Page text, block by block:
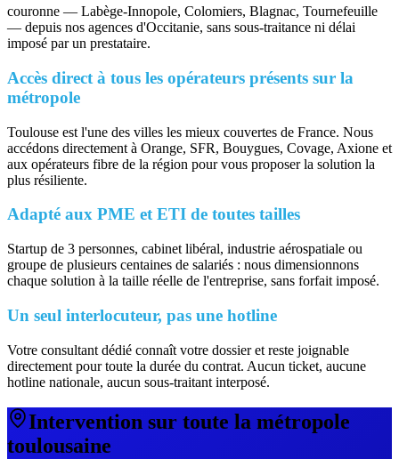
couronne — Labège-Innopole, Colomiers, Blagnac, Tournefeuille
— depuis nos agences d'Occitanie, sans sous-traitance ni délai
imposé par un prestataire.
Accès direct à tous les opérateurs présents sur la
métropole
Toulouse est l'une des villes les mieux couvertes de France. Nous
accédons directement à Orange, SFR, Bouygues, Covage, Axione et
aux opérateurs fibre de la région pour vous proposer la solution la
plus résiliente.
Adapté aux PME et ETI de toutes tailles
Startup de 3 personnes, cabinet libéral, industrie aérospatiale ou
groupe de plusieurs centaines de salariés : nous dimensionnons
chaque solution à la taille réelle de l'entreprise, sans forfait imposé.
Un seul interlocuteur, pas une hotline
Votre consultant dédié connaît votre dossier et reste joignable
directement pour toute la durée du contrat. Aucun ticket, aucune
hotline nationale, aucun sous-traitant interposé.
Intervention sur toute la métropole
toulousaine